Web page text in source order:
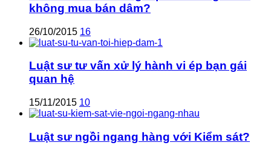
không mua bán dâm?
26/10/2015 16
Luật sư tư vấn xử lý hành vi ép bạn gái
quan hệ
15/11/2015 10
Luật sư ngồi ngang hàng với Kiểm sát?